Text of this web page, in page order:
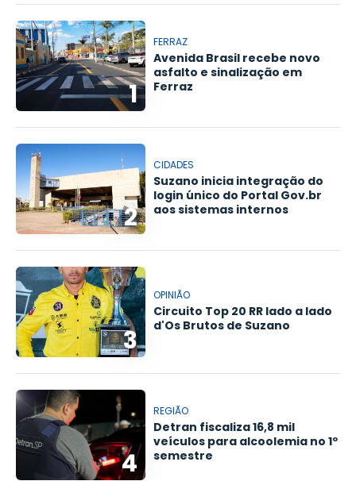
1
FERRAZ
Avenida Brasil recebe novo
asfalto e sinalização em
Ferraz
2
CIDADES
Suzano inicia integração do
login único do Portal Gov.br
aos sistemas internos
3
OPINIÃO
Circuito Top 20 RR lado a lado
d'Os Brutos de Suzano
4
REGIÃO
Detran fiscaliza 16,8 mil
veículos para alcoolemia no 1º
semestre